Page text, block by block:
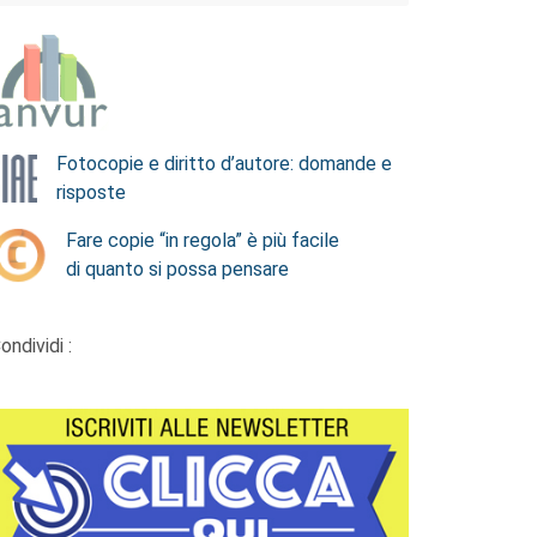
Fotocopie e diritto d’autore: domande e
risposte
Fare copie “in regola” è più facile
di quanto si possa pensare
: